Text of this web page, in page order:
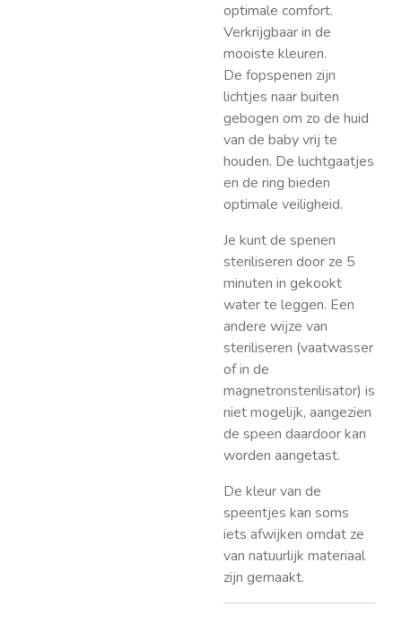
optimale comfort.
Verkrijgbaar in de
mooiste kleuren.
De fopspenen zijn
lichtjes naar buiten
gebogen om zo de huid
van de baby vrij te
houden. De luchtgaatjes
en de ring bieden
optimale veiligheid.
Je kunt de spenen
steriliseren door ze 5
minuten in gekookt
water te leggen. Een
andere wijze van
steriliseren (vaatwasser
of in de
magnetronsterilisator) is
niet mogelijk, aangezien
de speen daardoor kan
worden aangetast.
De kleur van de
speentjes kan soms
iets afwijken omdat ze
van natuurlijk materiaal
zijn gemaakt.